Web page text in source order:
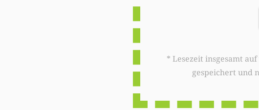
* Lesezeit insgesamt auf woxx.lu: 0 Minute. Diese Daten
gespeichert und